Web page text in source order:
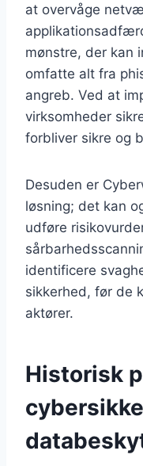
at overvåge
mønstre, der kan
omfatte alt fra
angreb. Ved at
virksomheder
forbliver sikre og
Desuden er
løsning; det kan
udføre
identificere
sikkerhed, før de
aktører.
Historisk